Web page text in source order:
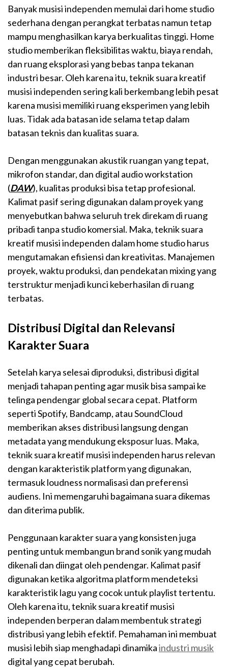
Banyak musisi independen memulai dari home studio
sederhana dengan perangkat terbatas namun tetap
mampu menghasilkan karya berkualitas tinggi. Home
studio memberikan fleksibilitas waktu, biaya rendah,
dan ruang eksplorasi yang bebas tanpa tekanan
industri besar. Oleh karena itu, teknik suara kreatif
musisi independen sering kali berkembang lebih pesat
karena musisi memiliki ruang eksperimen yang lebih
luas. Tidak ada batasan ide selama tetap dalam
batasan teknis dan kualitas suara.
Dengan menggunakan akustik ruangan yang tepat,
mikrofon standar, dan digital audio workstation
(DAW), kualitas produksi bisa tetap profesional.
Kalimat pasif sering digunakan dalam proyek yang
menyebutkan bahwa seluruh trek direkam di ruang
pribadi tanpa studio komersial. Maka, teknik suara
kreatif musisi independen dalam home studio harus
mengutamakan efisiensi dan kreativitas. Manajemen
proyek, waktu produksi, dan pendekatan mixing yang
terstruktur menjadi kunci keberhasilan di ruang
terbatas.
Distribusi Digital dan Relevansi
Karakter Suara
Setelah karya selesai diproduksi, distribusi digital
menjadi tahapan penting agar musik bisa sampai ke
telinga pendengar global secara cepat. Platform
seperti Spotify, Bandcamp, atau SoundCloud
memberikan akses distribusi langsung dengan
metadata yang mendukung eksposur luas. Maka,
teknik suara kreatif musisi independen harus relevan
dengan karakteristik platform yang digunakan,
termasuk loudness normalisasi dan preferensi
audiens. Ini memengaruhi bagaimana suara dikemas
dan diterima publik.
Penggunaan karakter suara yang konsisten juga
penting untuk membangun brand sonik yang mudah
dikenali dan diingat oleh pendengar. Kalimat pasif
digunakan ketika algoritma platform mendeteksi
karakteristik lagu yang cocok untuk playlist tertentu.
Oleh karena itu, teknik suara kreatif musisi
independen berperan dalam membentuk strategi
distribusi yang lebih efektif. Pemahaman ini membuat
musisi lebih siap menghadapi dinamikaindustri musik
digital yang cepat berubah.